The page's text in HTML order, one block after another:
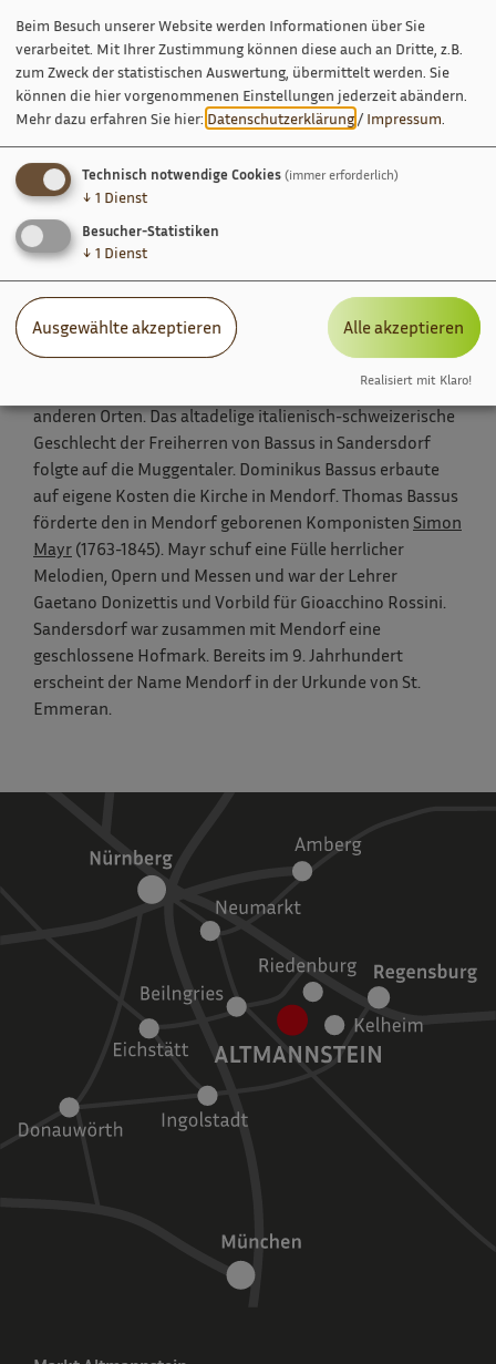
Megmannsdorf, Winden, Pondorf, Thannhausen,
Schafshill und (Unter-) Sandersdorf. Ab 1302 wird auch
Neuses Seelsorgegebiet des Klosters Schamhaupten.
Schloss und Hofmark Hexenaggerherschte im
Mittelalter das gleichnamige Geschlecht bis 1480.
Dietricus von Haecsenakker wird 982 in einer
ernannt.
Die Muggentaler, 1693 in den Reichsfreiherrenstand
erhoben, waren im 16. und 17. Jahrhundert das führende
Adelsgeschlecht des Schambachtales; Herren auf
Hexenaggern, Sandersdorf, Hagenhill,
Neuenhinzenhausen, Pondorf, Steinsdorf und noch
anderen Orten. Das altadelige italienisch-schweizerische
Geschlecht der Freiherren von Bassus in Sandersdorf
folgte auf die Muggentaler. Dominikus Bassus erbaute
auf eigene Kosten die Kirche in Mendorf. Thomas Bassus
förderte den in Mendorf geborenen Komponisten Simon
Mayr (1763-1845). Mayr schuf eine Fülle herrlicher
Melodien, Opern und Messen und war der Lehrer
Gaetano Donizettis und Vorbild für Gioacchino Rossini.
Sandersdorf war zusammen mit Mendorf eine
geschlossene Hofmark. Bereits im 9. Jahrhundert
erscheint der Name Mendorf in der Urkunde von St.
Emmeran.
Beim Besuch unserer Website werden Informationen über Sie
verarbeitet. Mit Ihrer Zustimmung können diese auch an Dritte, z.B.
zum Zweck der statistischen Auswertung, übermittelt werden. Sie
können die hier vorgenommenen Einstellungen jederzeit abändern.
Mehr dazu erfahren Sie hier: Datenschutzerklärung/ Impressum.
Technisch notwendige Cookies (immer erforderlich)
↓ 1 Dienst
Besucher-Statistiken
↓ 1 Dienst
Ausgewählte akzeptieren Alle akzeptieren
Realisiert mit Klaro!